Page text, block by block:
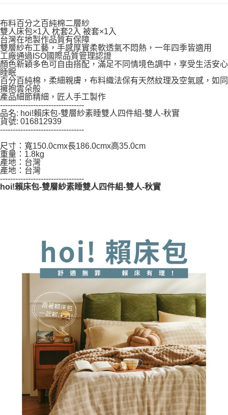
布料百分之百純棉二層紗
雙人床包×1入 枕套2入 被套×1入
台灣在地製作品質有保障
雙層紗布工藝，手感厚實柔軟透氣不悶熱，一年四季皆適用
工廠通過ISO國際品質管理認證
顏色新穎多色可自由搭配，滿足不同情境色調中，享受生活安心
睡眠
百分百純棉，柔細親膚，布料織法保有天然紋理及空氣感，如同
擁抱雲朵般
產品細節精細，匠人手工製作
---------------------------------
品名: hoi!賴床包-雙層紗素睡雙人四件組-雙人-秋實
貨號: 016812939
---------------------------------
尺寸：寬150.0cmx長186.0cmx高35.0cm
重量：1.8kg
產地：台灣
產地：台灣
---------------------------------
hoi!賴床包-雙層紗素睡雙人四件組-雙人-秋實